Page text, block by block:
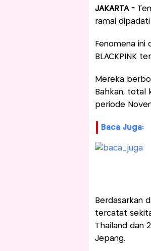
JAKARTA -
ramai dipadati
Fenomena ini
BLACKPINK
Mereka
Bahkan, total
periode
Baca Juga:
Berdasarkan
tercatat
Thailand dan
Jepang.